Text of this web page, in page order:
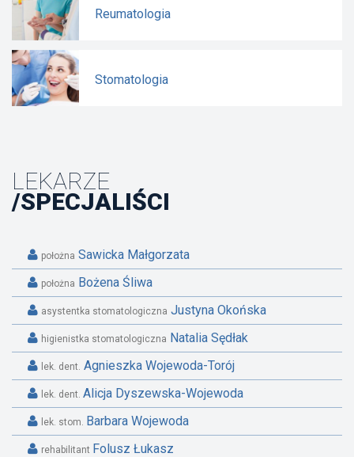
Reumatologia
Stomatologia
LEKARZE
/SPECJALIŚCI
położna Sawicka Małgorzata
położna Bożena Śliwa
asystentka stomatologiczna Justyna Okońska
higienistka stomatologiczna Natalia Sędłak
lek. dent. Agnieszka Wojewoda-Torój
lek. dent. Alicja Dyszewska-Wojewoda
lek. stom. Barbara Wojewoda
rehabilitant Folusz Łukasz